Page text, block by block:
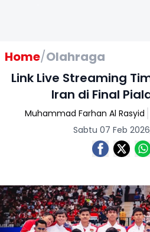
Home/Olahraga
Link Live Streaming
Iran di Final
Muhammad Farhan Al Rasyid
Sabtu 07 Feb